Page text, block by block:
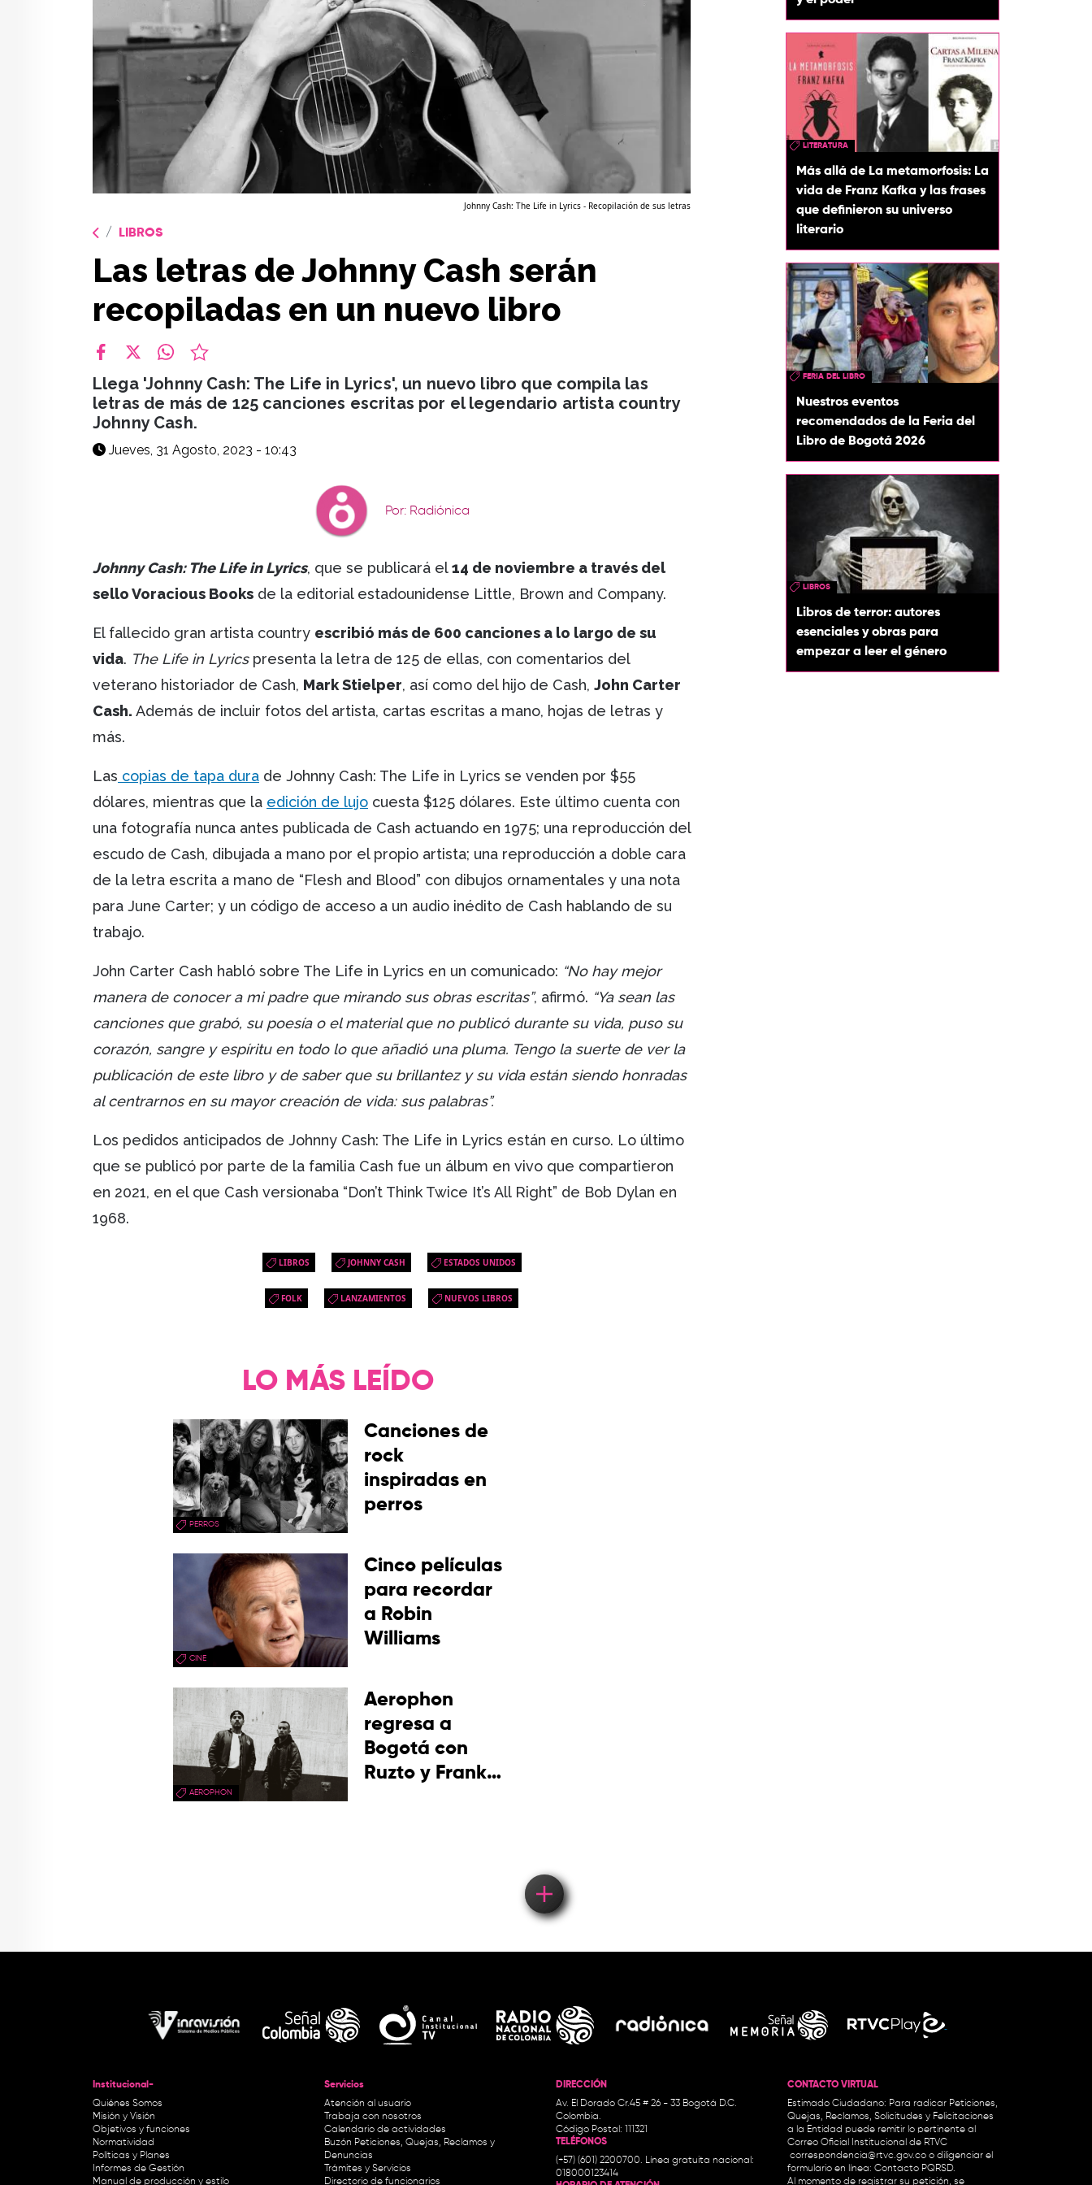
Johnny Cash: The Life in Lyrics - Recopilación de sus letras
LIBROS
Las letras de Johnny Cash serán
recopiladas en un nuevo libro
Llega 'Johnny Cash: The Life in Lyrics', un nuevo libro que compila las
letras de más de 125 canciones escritas por el legendario artista country
Johnny Cash.
Jueves, 31 Agosto, 2023 - 10:43
Por: Radiónica
Johnny Cash: The Life in Lyrics, que se publicará el14 de noviembre a través del
sello Voracious Books de la editorial estadounidense Little, Brown and Company.
El fallecido gran artista country escribió más de 600 canciones a lo largo de su
vida. The Life in Lyricspresenta la letra de 125 de ellas, con comentarios del
veterano historiador de Cash, Mark Stielper, así como del hijo de Cash, John Carter
Cash. Además de incluir fotos del artista, cartas escritas a mano, hojas de letras y
más.
Las copias de tapa dura de Johnny Cash: The Life in Lyrics se venden por $55
dólares, mientras que la edición de lujo cuesta $125 dólares. Este último cuenta con
una fotografía nunca antes publicada de Cash actuando en 1975; una reproducción del
escudo de Cash, dibujada a mano por el propio artista; una reproducción a doble cara
de la letra escrita a mano de “Flesh and Blood” con dibujos ornamentales y una nota
para June Carter; y un código de acceso a un audio inédito de Cash hablando de su
trabajo.
John Carter Cash habló sobre The Life in Lyrics en un comunicado: “No hay mejor
manera de conocer a mi padre que mirando sus obras escritas”, afirmó. “Ya sean las
canciones que grabó, su poesía o el material que no publicó durante su vida, puso su
corazón, sangre y espíritu en todo lo que añadió una pluma. Tengo la suerte de ver la
publicación de este libro y de saber que su brillantez y su vida están siendo honradas
al centrarnos en su mayor creación de vida: sus palabras”.
Los pedidos anticipados de Johnny Cash: The Life in Lyrics están en curso. Lo último
que se publicó por parte de la familia Cash fue un álbum en vivo que compartieron
en 2021, en el que Cash versionaba “Don’t Think Twice It’s All Right” de Bob Dylan en
1968.
LIBROS JOHNNY CASH ESTADOS UNIDOS
FOLK LANZAMIENTOS NUEVOS LIBROS
LITERATURA
Más allá de La metamorfosis: La
vida de Franz Kafka y las frases
que definieron su universo
literario
FERIA DEL LIBRO
Nuestros eventos
recomendados de la Feria del
Libro de Bogotá 2026
LIBROS
Libros de terror: autores
esenciales y obras para
empezar a leer el género
LO MÁS LEÍDO
PERROS
Canciones de
rock
inspiradas en
perros
CINE
Cinco películas
para recordar
a Robin
Williams
AEROPHON
Aerophon
regresa a
Bogotá con
Ruzto y Frank
Institucional-
Quiénes Somos
Misión y Visión
Objetivos y funciones
Normatividad
Políticas y Planes
Informes de Gestión
Manual de producción y estilo
Servicios
Atención al usuario
Trabaja con nosotros
Calendario de actividades
Buzón Peticiones, Quejas, Reclamos y
Denuncias
Trámites y Servicios
Directorio de funcionarios
DIRECCIÓN
Av. El Dorado Cr.45 # 26 - 33 Bogotá D.C.
Colombia.
Código Postal: 111321
TELÉFONOS
(+57) (601) 2200700. Línea gratuita nacional:
018000123414
CONTACTO VIRTUAL
Estimado Ciudadano: Para radicar Peticiones,
Quejas, Reclamos, Solicitudes y Felicitaciones
a la Entidad puede remitir lo pertinente al
Correo Oficial Institucional de RTVC
correspondencia@rtvc.gov.co o diligenciar el
formulario en línea: Contacto PQRSD.
Al momento de registrar su petición, se